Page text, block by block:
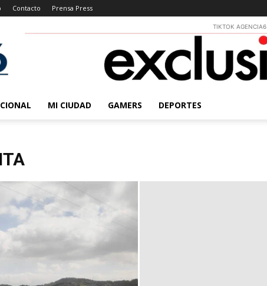
Contacto Prensa Press
TIKTOK AGENCIA6
MI CIUDAD GAMERS DEPORTES